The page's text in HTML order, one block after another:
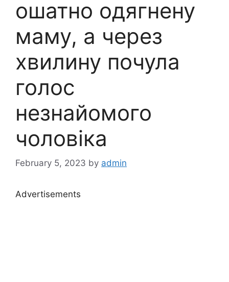
ошатно одягнену
маму, а через
хвилину почула
голос
незнайомого
чоловіка
February 5, 2023 by admin
Advertisements